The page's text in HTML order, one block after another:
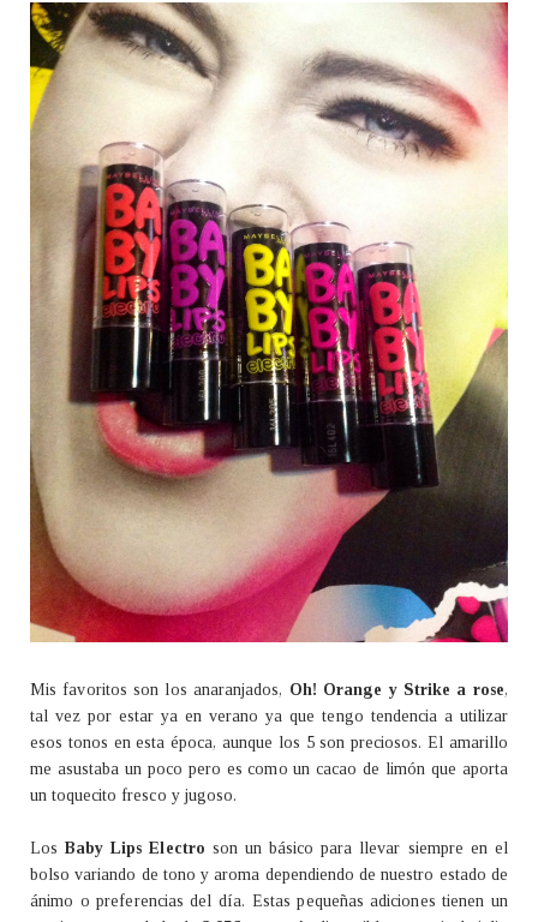
Mis favoritos son los anaranjados, Oh! Orange y Strike a rose,
tal vez por estar ya en verano ya que tengo tendencia a utilizar
esos tonos en esta época, aunque los 5 son preciosos. El amarillo
me asustaba un poco pero es como un cacao de limón que aporta
un toquecito fresco y jugoso.
LosBaby Lips Electro son un básico para llevar siempre en el
bolso variando de tono y aroma dependiendo de nuestro estado de
ánimo o preferencias del día. Estas pequeñas adiciones tienen un